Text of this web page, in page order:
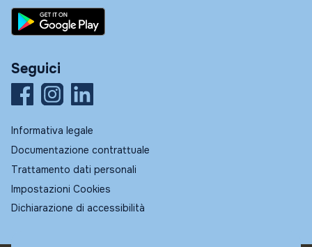
Seguici
Informativa legale
Documentazione contrattuale
Trattamento dati personali
Impostazioni Cookies
Dichiarazione di accessibilità